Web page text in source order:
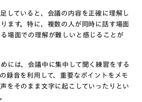
していると、会議の内容を正確に理解し
ます。特に、複数の人が同時に話す場面
場面での理解が難しいと感じることが
には、会議中に集中して聞く練習をする
録音を利用して、重要なポイントをメモ
をそのまま文字に起こしていったりとい